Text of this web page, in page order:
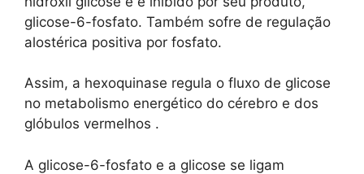
glicose-6-fosfato. Também sofre de regulação
alostérica positiva por fosfato.
Assim, a hexoquinase regula o fluxo de glicose
no metabolismo energético do cérebro e dos
glóbulos vermelhos .
A glicose-6-fosfato e a glicose se ligam